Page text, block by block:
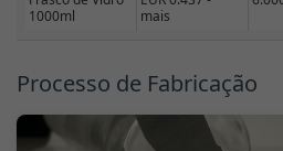
1000ml
mais
Processo de Fabricação